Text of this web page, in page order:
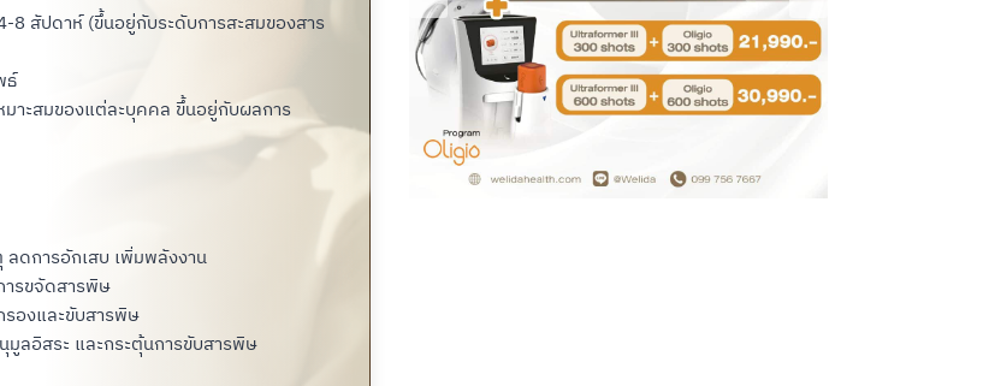
8 สัปดาห์ (ขึ้นอยู่กับระดับการสะสมของสาร
ธ์
าะสมของแต่ละบุคคล ขึ้นอยู่กับผลการ
ลดการอักเสบ เพิ่มพลังงาน
ารขจัดสารพิษ
รองและขับสารพิษ
ลอิสระ และกระตุ้นการขับสารพิษ